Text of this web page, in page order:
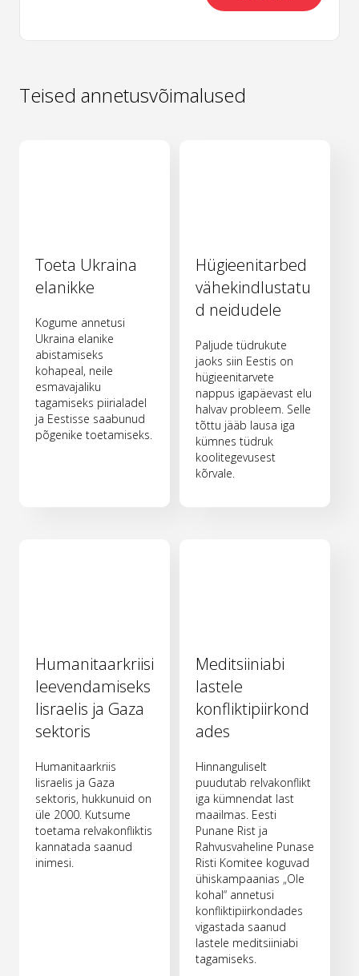
Teised annetusvõimalused
Toeta Ukraina
elanikke
Kogume annetusi
Ukraina elanike
abistamiseks
kohapeal, neile
esmavajaliku
tagamiseks piirialadel
ja Eestisse saabunud
põgenike toetamiseks.
Hügieenitarbed
vähekindlustatu
d neidudele
Paljude tüdrukute
jaoks siin Eestis on
hügieenitarvete
nappus igapäevast elu
halvav probleem. Selle
tõttu jääb lausa iga
kümnes tüdruk
koolitegevusest
kõrvale.
Humanitaarkriisi
leevendamiseks
Iisraelis ja Gaza
sektoris
Humanitaarkriis
Iisraelis ja Gaza
sektoris, hukkunuid on
üle 2000. Kutsume
toetama relvakonfliktis
kannatada saanud
inimesi.
Meditsiiniabi
lastele
konfliktipiirkond
ades
Hinnanguliselt
puudutab relvakonflikt
iga kümnendat last
maailmas. Eesti
Punane Rist ja
Rahvusvaheline Punase
Risti Komitee koguvad
ühiskampaanias „Ole
kohal“ annetusi
konfliktipiirkondades
vigastada saanud
lastele meditsiiniabi
tagamiseks.